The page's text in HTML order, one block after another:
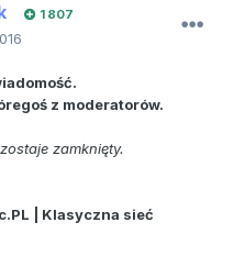
1 807
z moderatorów.
zamknięty.
| Klasyczna sieć